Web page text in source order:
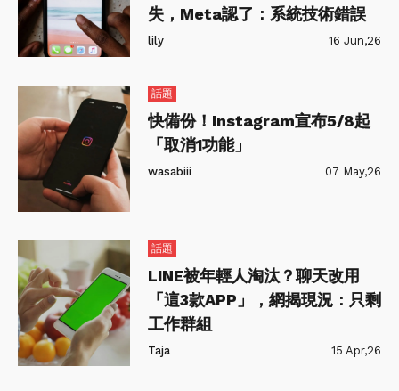
失，Meta認了：系統技術錯誤
lily 16 Jun,26
話題
快備份！Instagram宣布5/8起
「取消1功能」
wasabiii 07 May,26
話題
LINE被年輕人淘汰？聊天改用
「這3款APP」，網揭現況：只剩
工作群組
Taja 15 Apr,26